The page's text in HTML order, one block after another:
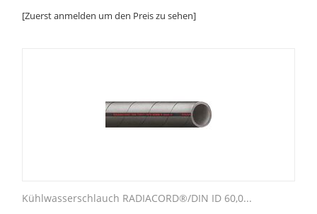
[Zuerst anmelden um den Preis zu sehen]
Kühlwasserschlauch RADIACORD®/DIN ID 60,0...